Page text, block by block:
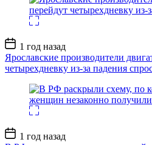
Дата
записи
1 год назад
Ярославские производители
четырехдневку из-за падения
Дата
записи
1 год назад